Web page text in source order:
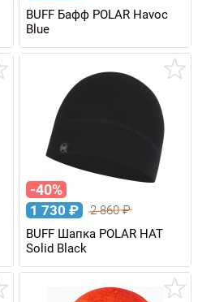
BUFF Бафф POLAR Havoc
Blue
-40%
1 730 ₽ 2 860₽
BUFF Шапка POLAR HAT
Solid Black